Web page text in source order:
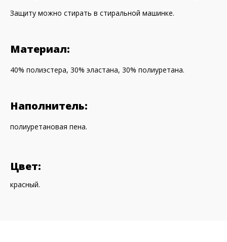
Защиту можно стирать в стиральной машинке.
Материал:
40% полиэстера, 30% эластана, 30% полиуретана.
Наполнитель:
полиуретановая пена.
Цвет:
красный.